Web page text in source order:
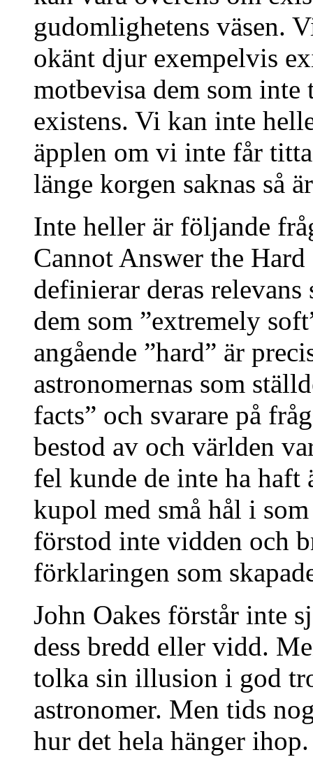
gudomlighetens väsen.
okänt djur exempelvis
motbevisa dem som inte
existens. Vi kan inte
äpplen om vi inte får
länge korgen saknas så
Inte heller är följande
Cannot Answer the
definierar deras
dem som ”extremely
angående ”hard” är
astronomernas som
facts” och svarare på
bestod av och världen
fel kunde de inte ha haft
kupol med små hål i
förstod inte vidden och
förklaringen som
John Oakes förstår inte
dess bredd eller vidd.
tolka sin illusion i god
astronomer. Men tids
hur det hela hänger ihop.